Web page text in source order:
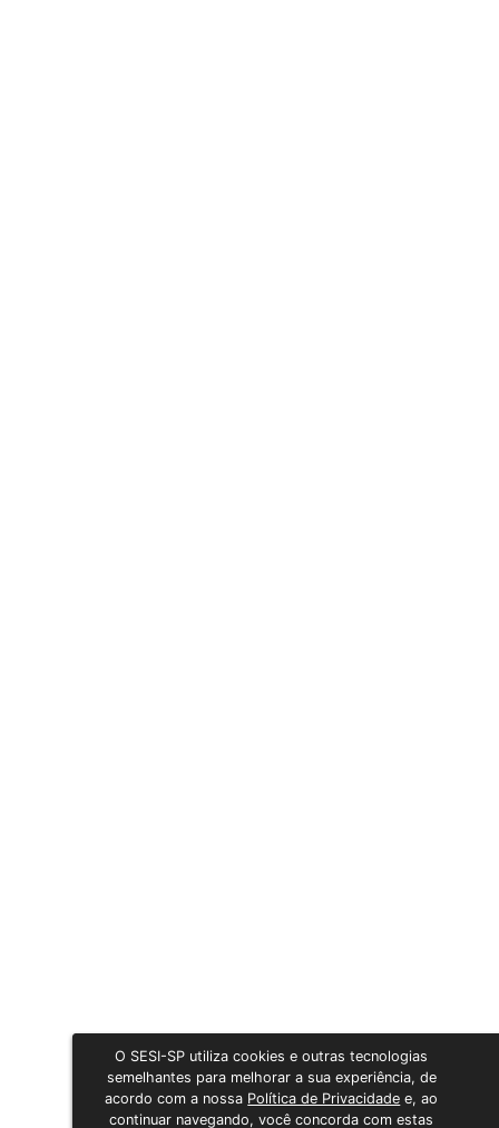
O SESI-SP utiliza cookies e outras tecnologias
semelhantes para melhorar a sua experiência, de
acordo com a nossa Política de Privacidade e, ao
continuar navegando, você concorda com estas